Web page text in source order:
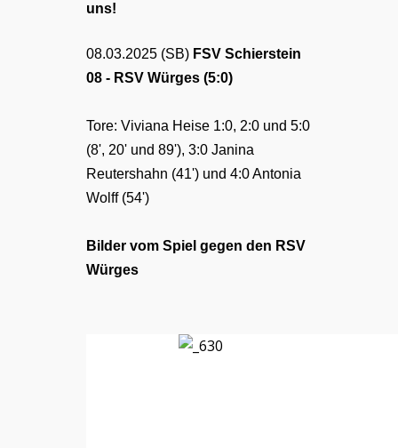
uns!
08.03.2025 (SB) FSV Schierstein
08 - RSV Würges (5:0)
Tore: Viviana Heise 1:0, 2:0 und 5:0
(8', 20' und 89'), 3:0 Janina
Reutershahn (41') und 4:0 Antonia
Wolff (54')
Bilder vom Spiel gegen den RSV
Würges